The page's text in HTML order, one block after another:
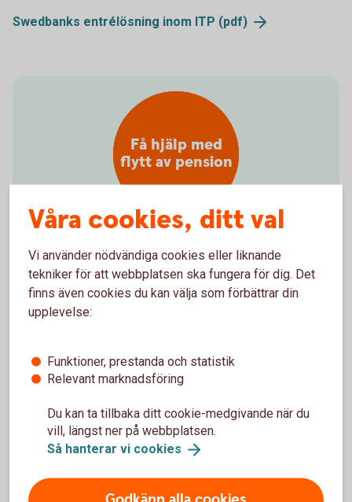
Swedbanks entrélösning inom ITP (pdf)
Hjälp att flytta tjänstepension
Vill du samla din pension hos oss och få en bättre
kontakta oss på telefon eller besöka ett bankkontor.
tjänstepensionen
Hitta ettbankkontor
Få hjälp med
flytt av pension
Våra cookies, ditt val
Vi använder nödvändiga cookies eller liknande
tekniker för att webbplatsen ska fungera för dig. Det
finns även cookies du kan välja som förbättrar din
upplevelse:
Funktioner, prestanda och statistik
Relevant marknadsföring
Du kan ta tillbaka ditt cookie-medgivande när du
vill, längst ner på webbplatsen.
Så hanterar vi cookies